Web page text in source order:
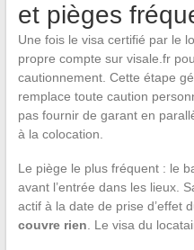
et pièges
Une fois le visa certifié par le
propre compte sur visale.fr
cautionnement. Cette étape
remplace toute caution
pas fournir de garant en
à la colocation.
Le piège le plus fréquent : le
avant l’entrée dans les lieux.
actif à la date de prise d’effet
couvre rien. Le visa du